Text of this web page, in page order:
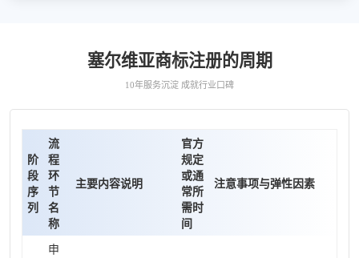
塞尔维亚商标注册的周期
10年服务沉淀 成就行业口碑
阶
段
序
列
流
程
环
节
名
称
主要内容说明
官方
规定
或通
常所
需时
间
注意事项与弹性因素
申